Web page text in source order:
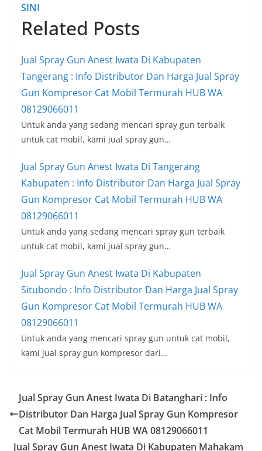
SINI
Related Posts
Jual Spray Gun Anest Iwata Di Kabupaten
Tangerang : Info Distributor Dan Harga Jual Spray
Gun Kompresor Cat Mobil Termurah HUB WA
08129066011
Untuk anda yang sedang mencari spray gun terbaik
untuk cat mobil, kami jual spray gun…
Jual Spray Gun Anest Iwata Di Tangerang
Kabupaten : Info Distributor Dan Harga Jual Spray
Gun Kompresor Cat Mobil Termurah HUB WA
08129066011
Untuk anda yang sedang mencari spray gun terbaik
untuk cat mobil, kami jual spray gun…
Jual Spray Gun Anest Iwata Di Kabupaten
Situbondo : Info Distributor Dan Harga Jual Spray
Gun Kompresor Cat Mobil Termurah HUB WA
08129066011
Untuk anda yang mencari spray gun untuk cat mobil,
kami jual spray gun kompresor dari…
Jual Spray Gun Anest Iwata Di Batanghari : Info
Distributor Dan Harga Jual Spray Gun Kompresor
Cat Mobil Termurah HUB WA 08129066011
Jual Spray Gun Anest Iwata Di Kabupaten Mahakam